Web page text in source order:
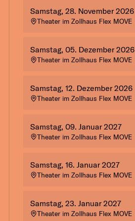
Samstag, 28. November 2026
Theater im Zollhaus Flex MOVE
Samstag, 05. Dezember 2026
Theater im Zollhaus Flex MOVE
Samstag, 12. Dezember 2026
Theater im Zollhaus Flex MOVE
Samstag, 09. Januar 2027
Theater im Zollhaus Flex MOVE
Samstag, 16. Januar 2027
Theater im Zollhaus Flex MOVE
Samstag, 23. Januar 2027
Theater im Zollhaus Flex MOVE